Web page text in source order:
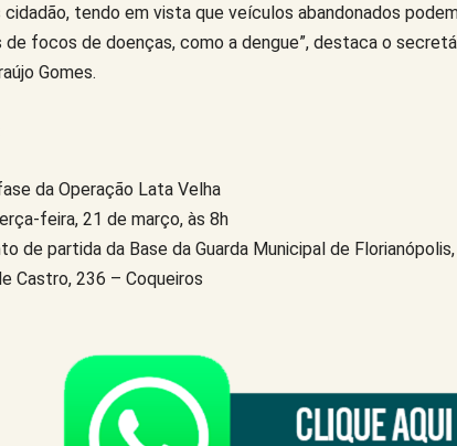
cidadão, tendo em vista que veículos abandonados
de focos de doenças, como a dengue”, destaca o
Gomes.
da Operação Lata Velha
feira, 21 de março, às 8h
de partida da Base da Guarda Municipal de
Castro, 236 – Coqueiros